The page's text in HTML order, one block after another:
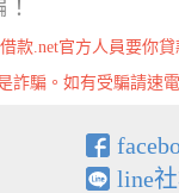
款.net官方人員要你
詐騙。如有受騙請速
line